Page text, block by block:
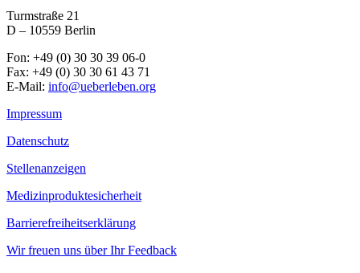
Turmstraße 21
D – 10559 Berlin
Fon: +49 (0) 30 30 39 06-0
Fax: +49 (0) 30 30 61 43 71
E-Mail: info@ueberleben.org
Impressum
Datenschutz
Stellenanzeigen
Medizinproduktesicherheit
Barrierefreiheitserklärung
Wir freuen uns über Ihr Feedback